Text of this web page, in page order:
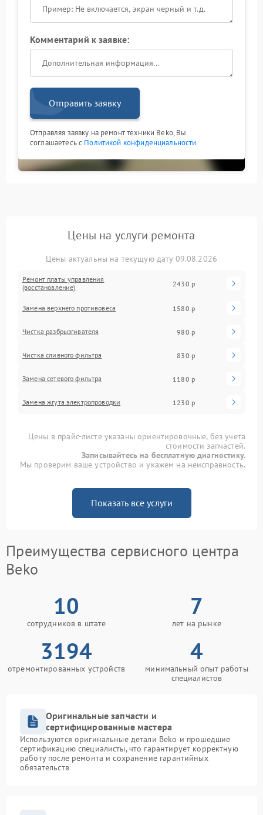
Комментарий к заявке:
Отправить заявку
Отправляя заявку на ремонт техники Beko, Вы
соглашаетесь с Политикой конфиденциальности
Цены на услуги ремонта
Цены актуальны на текущую дату 09.08.2026
Ремонт платы управления
(восстановление)
2430 р
Замена верхнего противовеса 1580 р
Чистка разбрызгивателя 980 р
Чистка сливного фильтра 830 р
Замена сетевого фильтра 1180 р
Замена жгута электропроводки 1230 р
Цены в прайс-листе указаны ориентировочные, без учета
стоимости запчастей.
Записывайтесь на бесплатную диагностику.
Мы проверим ваше устройство и укажем на неисправность.
Показать все услуги
Преимущества сервисного центра
Beko
10
сотрудников в штате
7
лет на рынке
3194
отремонтированных устройств
4
минимальный опыт работы
специалистов
Оригинальные запчасти и
сертифицированные мастера
Используются оригинальные детали Beko и прошедшие
сертификацию специалисты, что гарантирует корректную
работу после ремонта и сохранение гарантийных
обязательств